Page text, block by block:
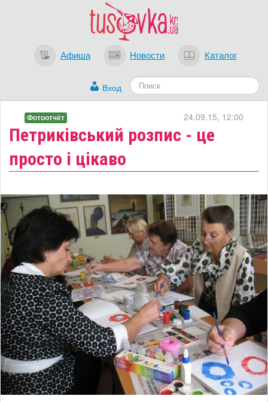
Афиша Новости Каталог
Вход
Петриківський розпис - це
просто і цікаво
24.09.15, 12:00
Фотоотчёт